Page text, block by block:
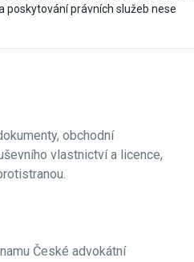
poskytování právních služeb nese
obchodní
vlastnictví a licence,
České advokátní